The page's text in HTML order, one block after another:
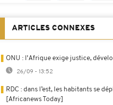
ARTICLES CONNEXES
ONU : l'Afrique exige justice,
26/09 - 13:52
RDC : dans l’est, les habitants se
[Africanews Today]